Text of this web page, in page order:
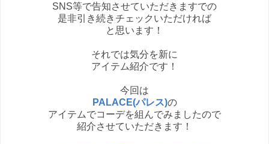
SNS等で告知させていただきますでの
是非引き続きチェックいただければ
と思います！
それでは気分を新に
アイテム紹介です！
今回は
PALACE(パレス)の
アイテムでコーデを組んでみましたので
紹介させていただきます！